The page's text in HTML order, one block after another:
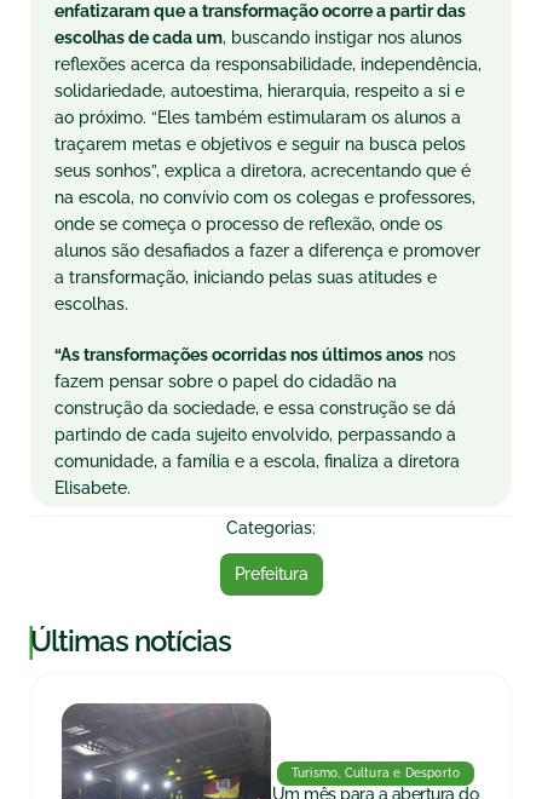
enfatizaram que a transformação ocorre a partir das
escolhas de cada um, buscando instigar nos alunos
reflexões acerca da responsabilidade, independência,
solidariedade, autoestima, hierarquia, respeito a si e
ao próximo. “Eles também estimularam os alunos a
traçarem metas e objetivos e seguir na busca pelos
seus sonhos”, explica a diretora, acrecentando que é
na escola, no convívio com os colegas e professores,
onde se começa o processo de reflexão, onde os
alunos são desafiados a fazer a diferença e promover
a transformação, iniciando pelas suas atitudes e
escolhas.
“As transformações ocorridas nos últimos anos nos
fazem pensar sobre o papel do cidadão na
construção da sociedade, e essa construção se dá
partindo de cada sujeito envolvido, perpassando a
comunidade, a família e a escola, finaliza a diretora
Elisabete.
Categorias:
Prefeitura
|Últimas notícias
Turismo, Cultura e Desporto
Um mês para a abertura do